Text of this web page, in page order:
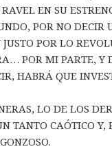
EN SU
POR NO DECIR
POR LO
POR MI PARTE, Y
HABRÁ QUE
LO DE LOS
TANTO CAÓTICO Y,